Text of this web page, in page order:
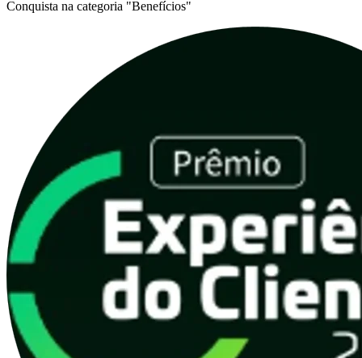
Conquista na categoria "Benefícios"